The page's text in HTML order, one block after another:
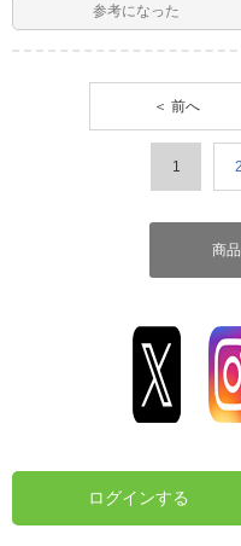
参考になった
＜ 前へ
1 2
商
ログインする